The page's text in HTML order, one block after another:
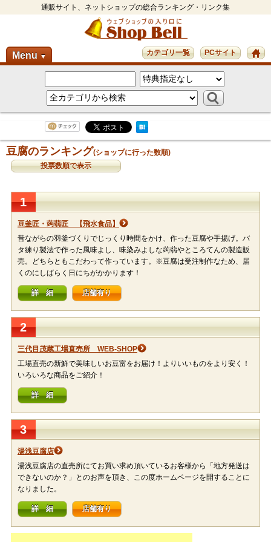
通販サイト、ネットショップの総合ランキング・リンク集
Menu ▼ PCサイト
カテゴリ一覧
豆腐のランキング(ショップに行った数順)
投票数順で表示
1
豆釜匠・蒟蒻匠 【飛水食品】
昔ながらの羽釜づくりでじっくり時間をかけ、作った豆腐や手揚げ。バ
タ練り製法で作った風味よし、味染みよしな蒟蒻やところてんの製造販
売。どちらともこだわって作っています。※豆腐は受注制作なため、届
くのにしばらく日にちがかかります！
詳 細 店舗有り
2
三代目茂蔵工場直売所 WEB-SHOP
工場直売の新鮮で美味しいお豆富をお届け！よりいいものをより安く！
いろいろな商品をご紹介！
詳 細
3
湯浅豆腐店
湯浅豆腐店の直売所にてお買い求め頂いているお客様から「地方発送は
できないのか？」とのお声を頂き、この度ホームページを開することに
なりました。
詳 細 店舗有り